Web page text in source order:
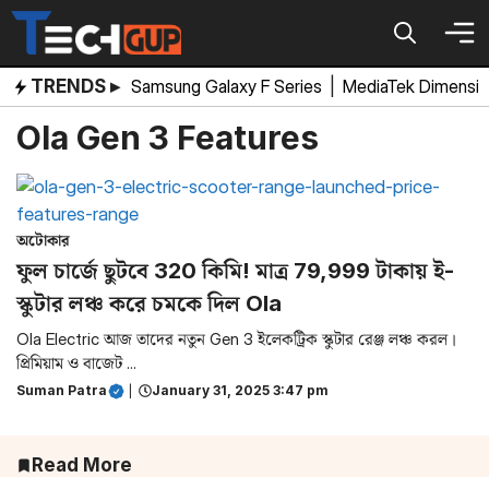
Skip
content
TRENDS ▸ Samsung Galaxy F Series MediaTek
Ola Gen 3 Features
অটোকার
ফুল চার্জে ছুটবে 320 কিমি! মাত্র 79,999 টাকায় ই-
স্কুটার লঞ্চ করে চমকে দিল Ola
Ola Electric আজ তাদের নতুন Gen 3 ইলেকট্রিক স্কুটার রেঞ্জ লঞ্চ করল।
প্রিমিয়াম ও বাজেট ...
Suman Patra January 31, 2025 3:47 pm
Read More